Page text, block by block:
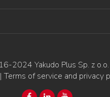
2024 Yakudo Plus Sp. z o.o.
|Terms of service and privacy